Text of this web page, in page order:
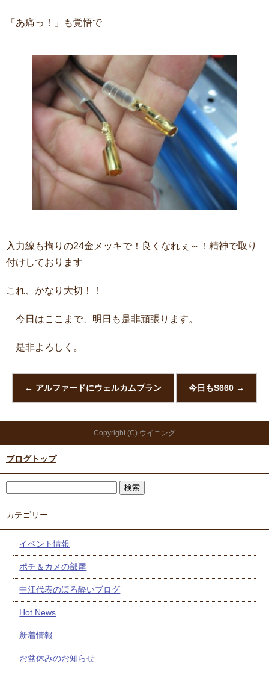
「あ痛っ！」も覚悟で
入力線も拘りの24金メッキで！良くなれぇ～！精神で取り
付けしております
これ、かなり大切！！
今日はここまで、明日も是非頑張ります。
是非よろしく。
← アルファードにウェルカムプラン 今日もS660 →
Copyright (C) ウイニング
ブログトップ
カテゴリー
イベント情報
ポチ＆カメの部屋
中江代表のほろ酔いブログ
Hot News
新着情報
お盆休みのお知らせ